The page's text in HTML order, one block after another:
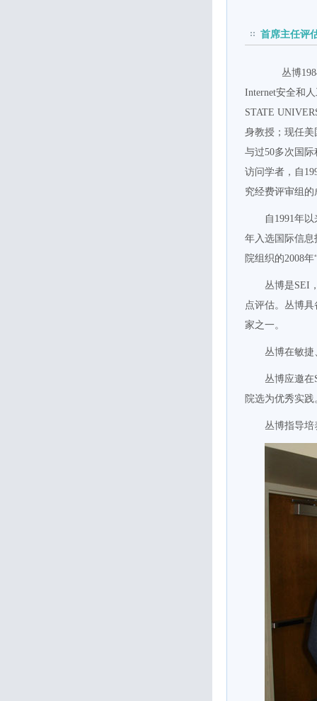
首席主任评
丛博
Internet安全和
STATE
身教授；现任
与过50多次国
访问学者，自
究经费评审组的
自1991年
年入选国际信息
院组织的2008
丛博是SEI
点评估。丛博
家之一。
丛博在敏捷
丛博应邀在
院选为优秀实践
丛博指导培